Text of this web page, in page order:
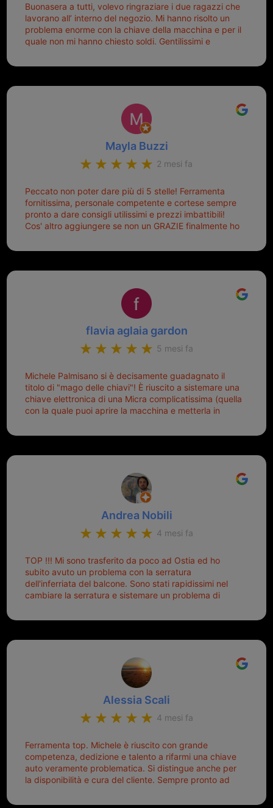
Buonasera a tutti, volevo ringraziare i due ragazzi che
lavorano all’ interno del negozio. Mi hanno risolto un
problema enorme con la chiave della macchina e per il
quale non mi hanno chiesto soldi. Gentilissimi e
Sicuramente tornerò qui per qualsiasi altro problema.
Mayla Buzzi
2 mesi fa
Peccato non poter dare più di 5 stelle! Ferramenta
fornitissima, personale competente e cortese sempre
pronto a dare consigli utilissimi e prezzi imbattibili!
Cos' altro aggiungere se non un GRAZIE finalmente ho
mio riferimento. Ah dimenticavo...da loro sono riuscita
Top top top!!!
flavia aglaia gardon
5 mesi fa
Michele Palmisano si è decisamente guadagnato il
titolo di "mago delle chiavi"! È riuscito a sistemare una
chiave elettronica di una Micra complicatissima (quella
con la quale puoi aprire la macchina e metterla in
pronta per la pattumiera... Avevo passato mesi con le
il coperchietto, la chiave era fissata con un filo di
che non ti staccasse la chiave dal blocchetto e
talvolta non faceva bene il contatto nel quadro e
bisognava armeggiare un po', praticamente entrare e
mettere in moto era un terno al Lotto; ormai pensavo
di dover prendere un mutuo per ricomprarle alla
Nissan... e invece ho scoperto che la Ferramenta
tutti i tipi. Adesso che ho la mia fiammante chiave
nuova (solo la chiave, perché la macchina è rimasta
quella di prima), ogni volta che salgo in macchina, il
mio pensiero va subito a Michele perché non dover
mette di buon umore, e ti fa cominciare bene la
lo consiglio a chiunque debba duplicare una chiave
Andrea Nobili
4 mesi fa
TOP !!! Mi sono trasferito da poco ad Ostia ed ho
subito avuto un problema con la serratura
dell'inferriata del balcone. Sono stati rapidissimi nel
cambiare la serratura e sistemare un problema di
onesto evitando spese ben più esose. Competenti,
un punto di riferimento per situazioni di questo tipo
Alessia Scali
4 mesi fa
Ferramenta top. Michele è riuscito con grande
competenza, dedizione e talento a rifarmi una chiave
auto veramente problematica. Si distingue anche per
la disponibilità e cura del cliente. Sempre pronto ad